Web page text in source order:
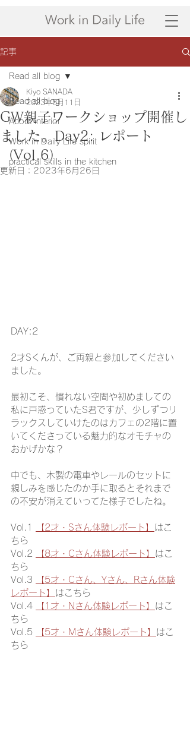
記事
Read all blog
About interior
Work in Daily Life spirit
practical skills in the kitchen
Read all blog
GW親子ワークショップ開催し
ました。Day2: レポート
（Vol.6）
Kiyo SANADA
2023年5月11日
更新日： 2023年6月26日
DAY:2
2才Sくんが、ご両親と参加してください
ました。
最初こそ、慣れない空間や初めましての
私に戸惑っていたS君ですが、少しずつリ
ラックスしていけたのはカフェの2階に置
いてくださっている魅力的なオモチャの
おかげかな？
中でも、木製の電車やレールのセットに
親しみを感じたのか手に取るとそれまで
の不安が消えていってた様子でしたね。
Vol.1 【2才・Sさん体験レポート】 はこ
ちら
Vol.2
【8才・Cさん体験レポート】 はこ
ちら
Vol.3
【5才・Cさん、Yさん、Rさん体験
レポート】 はこちら
Vol.4
【1才・Nさん体験レポート】 はこ
ちら
Vol.5
【5才・Mさん体験レポート】 はこ
ちら